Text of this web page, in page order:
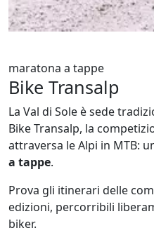
maratona a tappe
Bike Transalp
La Val di Sole è sede
Bike Transalp, la
attraversa le Alpi in MTB:
a tappe.
Prova gli itinerari delle
edizioni, percorribili
biker.